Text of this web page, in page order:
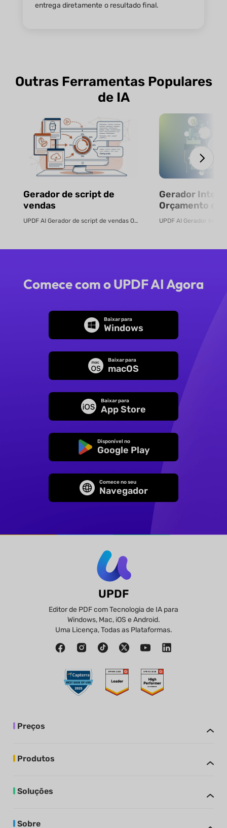
entrega diretamente o resultado final.
Outras Ferramentas Populares
de IA
Gerador de script de
vendas
UPDF AI Gerador de script de vendas O UPDF AI transforma PDFs de produtos ...
Gerador
Orçamento
Gratuito
Comece com o UPDF AI Agora
Baixar para
Windows
Baixar para
macOS
Baixar para
App Store
Disponível no
Google Play
Comece no seu
Navegador
UPDF
Editor de PDF com Tecnologia de IA para
Windows, Mac, iOS e Android.
Uma Licença, Todas as Plataformas.
Preços
Produtos
Soluções
Sobre